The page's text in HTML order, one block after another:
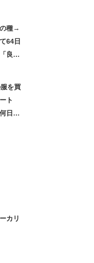
種→
64日
良さ
を買
ト
日か
カリ